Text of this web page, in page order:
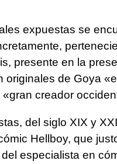
expuestas se
presente en la
originales de Goya
creador
del siglo XIX y
Hellboy, que
especialista en